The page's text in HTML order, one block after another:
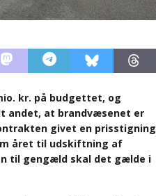
kr. på budgettet, og
andet, at brandvæsenet er
givet en prisstigning
året til udskiftning af
til gengæld skal det gælde i